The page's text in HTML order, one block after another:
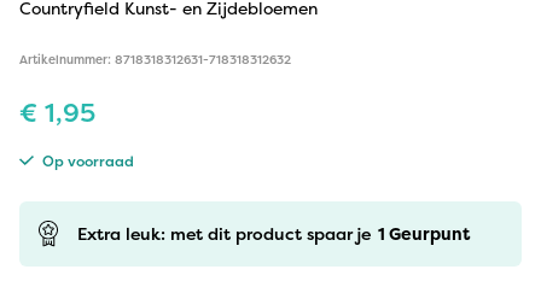
Countryfield Kunst- en Zijdebloemen
Artikelnummer: 8718318312631-718318312632
€ 1,95
Op voorraad
Extra leuk: met dit product spaar je 1 Geurpunt